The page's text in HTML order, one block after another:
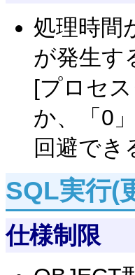
処理時間
が発生す
[プロセ
か、「0
回避でき
SQL実行(
仕様制限